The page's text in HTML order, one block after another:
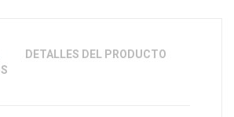
DETALLES DEL PRODUCTO